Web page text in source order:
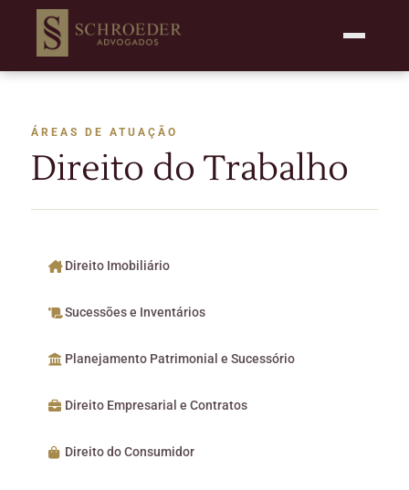
ÁREAS DE ATUAÇÃO
Direito do Trabalho
Direito Imobiliário
Sucessões e Inventários
Planejamento Patrimonial e Sucessório
Direito Empresarial e Contratos
Direito do Consumidor